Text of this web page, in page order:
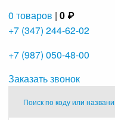
0 товаров | 0 ₽
+7 (347) 244-62-02
+7 (987) 050-48-00
Заказать звонок
Поиск по коду или